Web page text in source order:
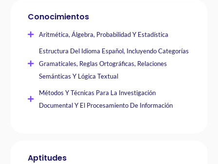
Conocimientos
Aritmética, Álgebra, Probabilidad Y Estadística
Estructura Del Idioma Español, Incluyendo Categorías
Gramaticales, Reglas Ortográficas, Relaciones
Semánticas Y Lógica Textual
Métodos Y Técnicas Para La Investigación
Documental Y El Procesamiento De Información
Aptitudes